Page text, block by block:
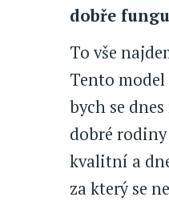
dobře
To vše
Tento
bych se
dobré
kvalitní a
za který se